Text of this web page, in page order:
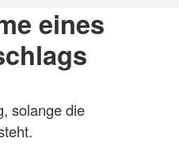
eines
solange die